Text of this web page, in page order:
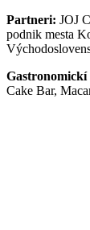
Partneri: JOJ
podnik mesta
Cake Bar,